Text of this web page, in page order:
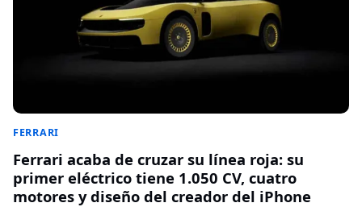
FERRARI
Ferrari acaba de cruzar su línea roja: su
primer eléctrico tiene 1.050 CV, cuatro
motores y diseño del creador del iPhone